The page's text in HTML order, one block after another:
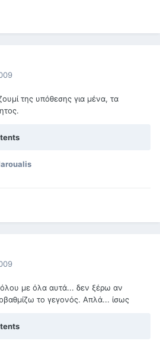
της υπόθεσης για μένα, τα
με όλα αυτά... δεν ξέρω αν
το γεγονός. Απλά... ίσως